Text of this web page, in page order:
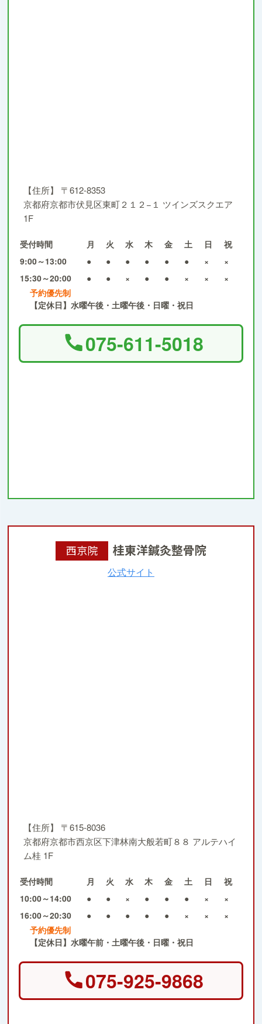
【住所】
〒612-8353
京都府京都市伏見区東町２１２−１ ツインズスクエア
1F
受付時間 月 火 水 木 金 土 日
祝
9:00～13:00
● ● ● ● ● ● ×
×
15:30～20:00
● ● × ● ● × ×
×
予約優先制
【定休日】水曜午後・土曜午後・日曜・祝日
075-611-5018
西京院 桂東洋鍼灸整骨院
公式サイト
【住所】
〒615-8036
京都府京都市西京区下津林南大般若町８８ アルテハイ
ム桂 1F
受付時間 月 火 水 木 金 土 日
祝
10:00～14:00
● ● × ● ● ● ×
×
16:00～20:30
● ● ● ● ● × ×
×
予約優先制
【定休日】水曜午前・土曜午後・日曜・祝日
075-925-9868